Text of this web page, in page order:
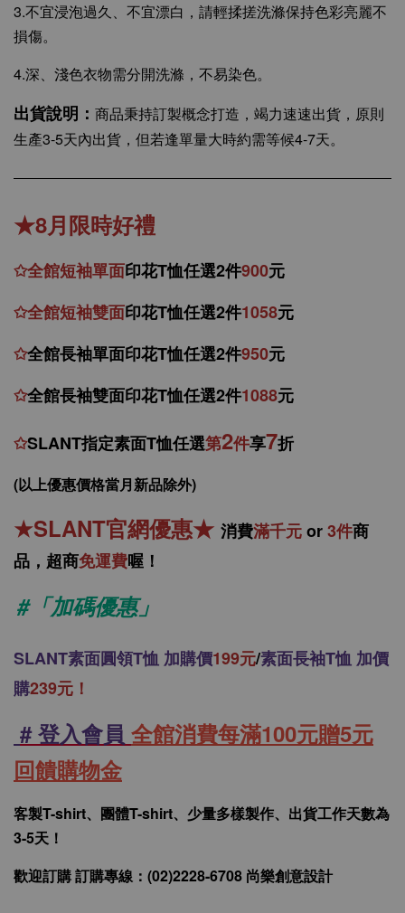
3.不宜浸泡過久、不宜漂白，請輕揉搓洗滌保持色彩亮麗不
損傷。
4.深、淺色衣物需分開洗滌，不易染色。
出貨說明： 商品秉持訂製概念打造，竭力速速出貨，原則
生產3-5天內出貨，但若逢單量大時約需等候4-7天。
★8月限時好禮
✩全館短袖單面印花T恤任選2件900元
✩全館短袖雙面印花T恤任選2件1058元
✩全館長袖單面印花T恤任選2件950元
✩全館長袖雙面印花T恤任選2件1088元
✩SLANT指定素面T恤任選第2件享7折
(以上優惠價格當月新品除外)
★SLANT官網優惠★ 消費滿千元or3件商
品， 超商免運費喔！
#「加碼優惠」
SLANT素面圓領T恤 加購價199元/素面長袖T恤 加價
購239元！
# 登入會員 全館消費每滿100元贈5元
回饋購物金
客製T-shirt、團體T-shirt、少量多樣製作、出貨工作天數為
3-5天！
歡迎訂購 訂購專線：(02)2228-6708 尚樂創意設計